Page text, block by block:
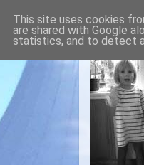
This site uses cookies
are shared with Google
statistics, and to detect